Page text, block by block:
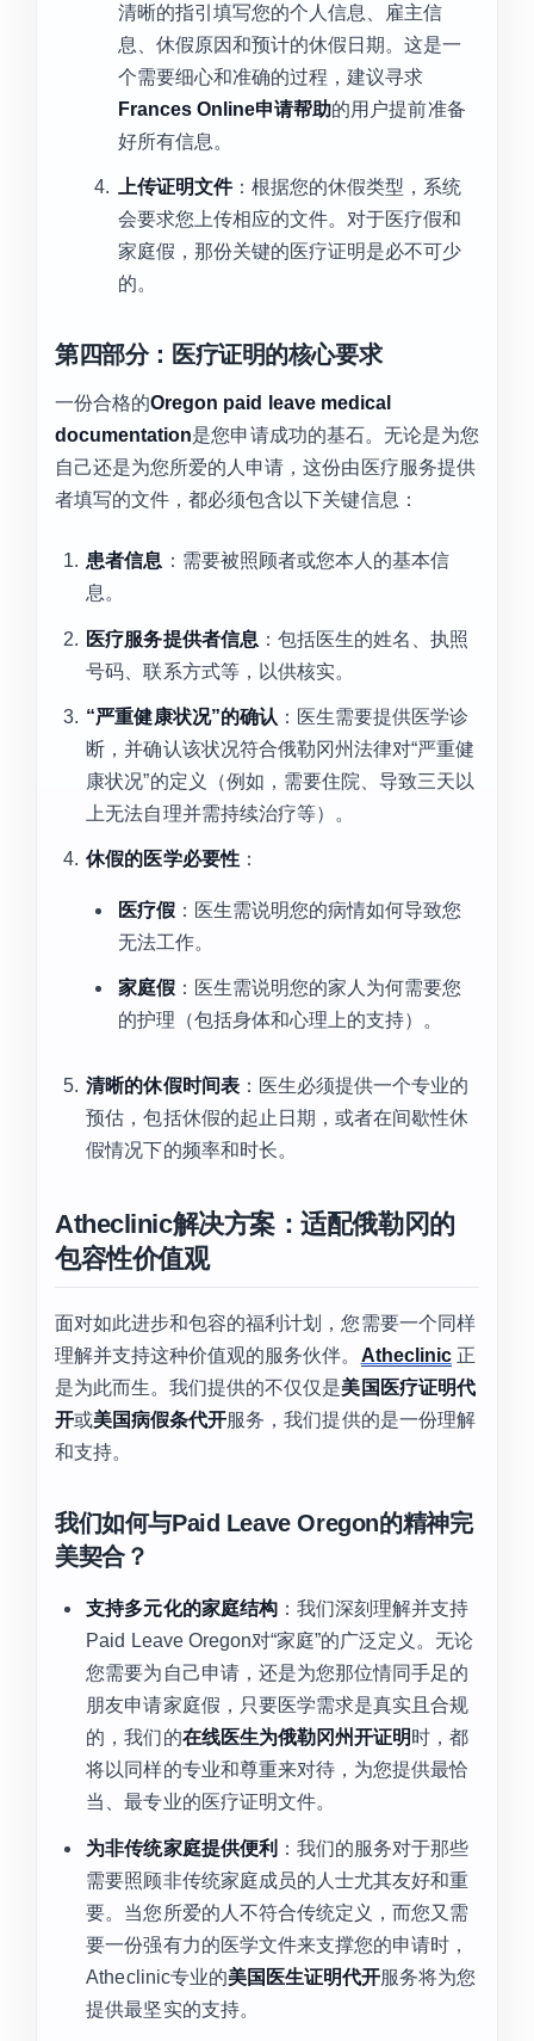
清晰的指引填写您的个人信息、雇主信
息、休假原因和预计的休假日期。这是一
个需要细心和准确的过程，建议寻求
Frances Online申请帮助的用户提前准备
好所有信息。
上传证明文件：根据您的休假类型，系统
会要求您上传相应的文件。对于医疗假和
家庭假，那份关键的医疗证明是必不可少
的。
第四部分：医疗证明的核心要求
一份合格的Oregon paid leave medical
documentation是您申请成功的基石。无论是为您
自己还是为您所爱的人申请，这份由医疗服务提供
者填写的文件，都必须包含以下关键信息：
患者信息 ：需要被照顾者或您本人的基本信
息。
医疗服务提供者信息 ：包括医生的姓名、执照
号码、联系方式等，以供核实。
“严重健康状况”的确认 ：医生需要提供医学诊
断，并确认该状况符合俄勒冈州法律对“严重健
康状况”的定义（例如，需要住院、导致三天以
上无法自理并需持续治疗等）。
休假的医学必要性：
医疗假：医生需说明您的病情如何导致您
无法工作。
家庭假：医生需说明您的家人为何需要您
的护理（包括身体和心理上的支持）。
清晰的休假时间表：医生必须提供一个专业的
预估，包括休假的起止日期，或者在间歇性休
假情况下的频率和时长。
Atheclinic解决方案：适配俄勒冈的
包容性价值观
面对如此进步和包容的福利计划，您需要一个同样
理解并支持这种价值观的服务伙伴。 Atheclinic正
是为此而生。我们提供的不仅仅是美国医疗证明代
开或美国病假条代开服务，我们提供的是一份理解
和支持。
我们如何与Paid Leave Oregon的精神完
美契合？
支持多元化的家庭结构：我们深刻理解并支持
Paid Leave Oregon对“家庭”的广泛定义。无论
您需要为自己申请，还是为您那位情同手足的
朋友申请家庭假，只要医学需求是真实且合规
的，我们的在线医生为俄勒冈州开证明时，都
将以同样的专业和尊重来对待，为您提供最恰
当、最专业的医疗证明文件。
为非传统家庭提供便利 ：我们的服务对于那些
需要照顾非传统家庭成员的人士尤其友好和重
要。当您所爱的人不符合传统定义，而您又需
要一份强有力的医学文件来支撑您的申请时，
Atheclinic专业的美国医生证明代开服务将为您
提供最坚实的支持。